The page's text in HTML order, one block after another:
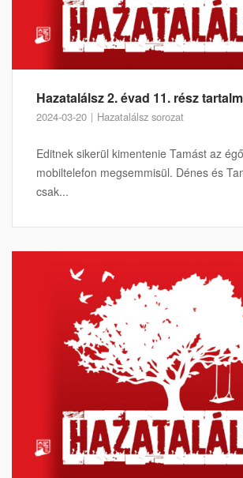
Hazatalálsz 2. évad 11. rész
2024-03-20 Hazatalálsz sorozat
Editnek sikerül kimentenie Tamást az
mobiltelefon megsemmisül. Dénes és
csak...